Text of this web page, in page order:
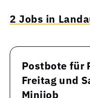
2 Jobs in
Postbote für
Freitag und
Minijob